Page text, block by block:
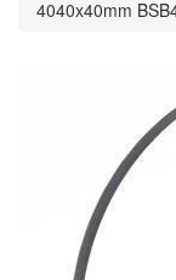
4040x40mm